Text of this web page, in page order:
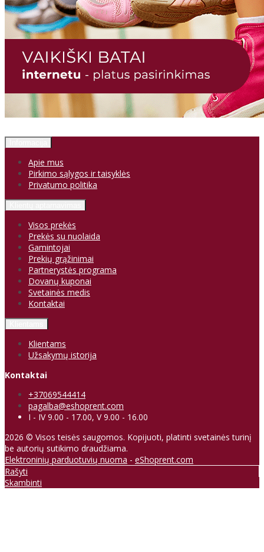
Apie mus
Pirkimo sąlygos ir taisyklės
Privatumo politika
Visos prekės
Prekės su nuolaida
Gamintojai
Prekių grąžinimai
Partnerystės programa
Dovanų kuponai
Svetainės medis
Kontaktai
Klientams
Užsakymų istorija
Kontaktai
+37069544414
pagalba@eshoprent.com
I - IV 9.00 - 17.00, V 9.00 - 16.00
2026 © Visos teisės saugomos. Kopijuoti, platinti svetainės turinį
be autorių sutikimo draudžiama.
Elektroninių parduotuvių nuoma - eShoprent.com
Rašyti
Skambinti